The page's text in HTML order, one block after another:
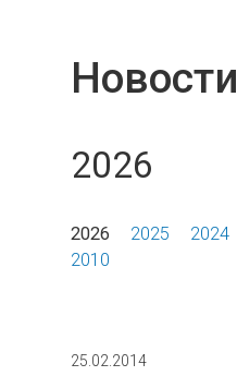
Новости
2026
2026 2025 2024
2010
25.02.2014